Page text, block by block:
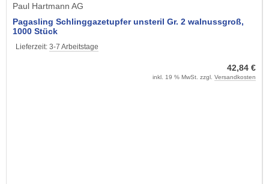
Paul Hartmann AG
Pagasling Schlinggazetupfer unsteril Gr. 2 walnussgroß,
1000 Stück
Lieferzeit: 3-7 Arbeitstage
42,84 €
inkl. 19 % MwSt. zzgl. Versandkosten